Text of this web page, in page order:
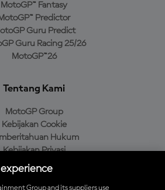
MotoGP™ Fantasy
Predictor
Guru Predict
Guru Racing 25/26
MotoGP™26
Tentang Kami
MotoGP Group
Kebijakan Cookie
Hukum
Kebijakan Privasi
Pembelian
Group and its suppliers use